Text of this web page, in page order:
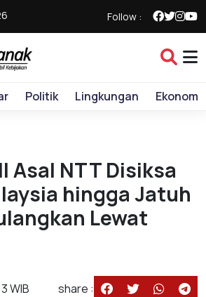
Follow :
Politik Lingkungan Ekonomi
Asal NTT Disiksa
hingga Jatuh
Lewat
WIB share :